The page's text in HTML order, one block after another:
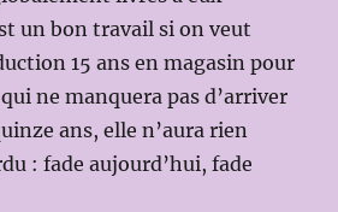
un bon travail si on veut
15 ans en magasin pour
ne manquera pas d’arriver
ans, elle n’aura rien
: fade aujourd’hui, fade